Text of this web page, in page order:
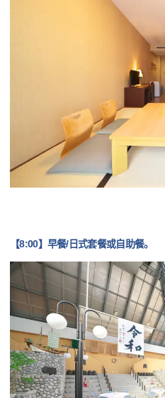
【8:00】早餐/日式套餐或自助餐。